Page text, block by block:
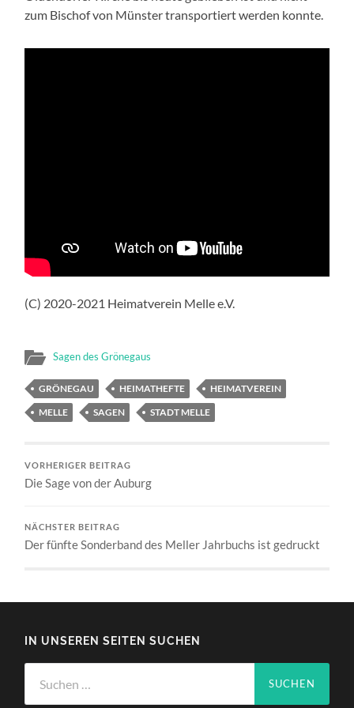
zum Bischof von Münster transportiert werden konnte.
(C) 2020-2021 Heimatverein Melle e.V.
Sagen des Grönegaus
GRÖNEGAU HEIMATHEFTE
HEIMATVEREIN
MELLE
SAGEN STADT MELLE
VORHERIGER BEITRAG
Die Sage von der Auburg
NÄCHSTER BEITRAG
Der fünfte Sonderband des Meller Jahrbuchs ist gedruckt
IN UNSEREN SEITEN SUCHEN
nach: